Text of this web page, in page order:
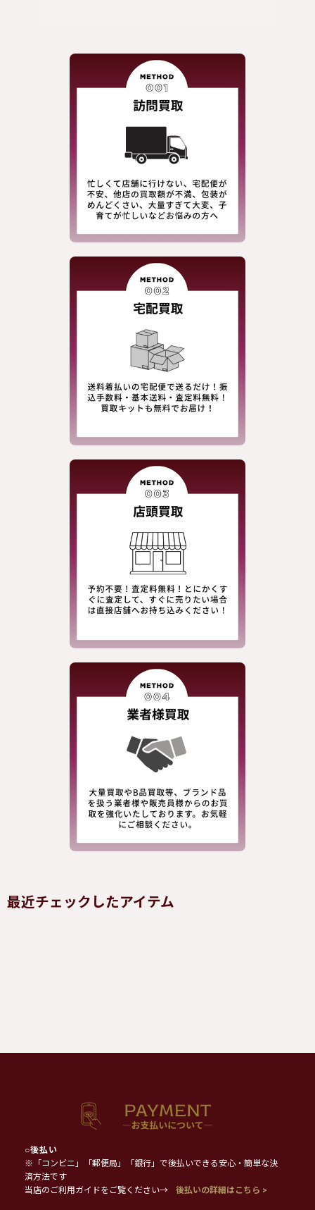
最近チェックしたアイテム
○後払い
※「コンビニ」「郵便局」「銀行」で後払いできる安心・簡単な決
済方法です
当店のご利用ガイドをご覧ください→
後払いの詳細はこちら >